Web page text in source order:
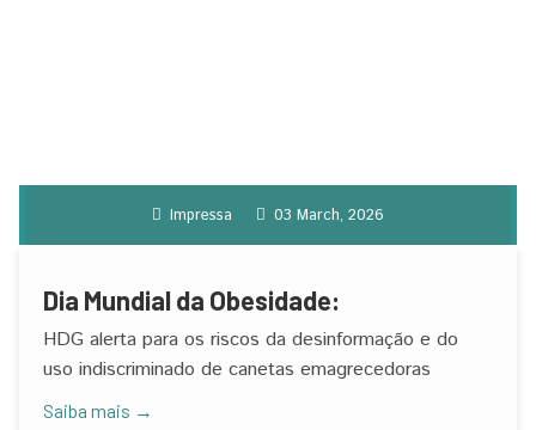
Impressa 03 March, 2026
Dia Mundial da Obesidade:
HDG alerta para os riscos da desinformação e do
uso indiscriminado de canetas emagrecedoras
Saiba mais →